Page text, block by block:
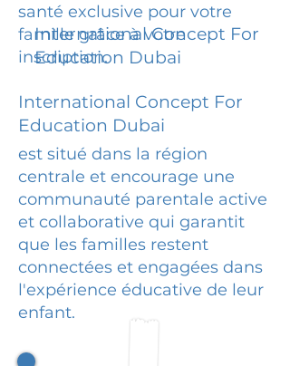
santé exclusive pour votre
famille grâce à votre
inscription.
International Concept For
Education Dubai
International Concept For
Education Dubai
est situé dans la région
centrale et encourage une
communauté parentale active
et collaborative qui garantit
que les familles restent
connectées et engagées dans
l'expérience éducative de leur
enfant.